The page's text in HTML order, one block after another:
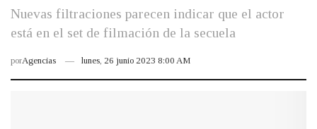
Nuevas filtraciones parecen indicar que el actor
está en el set de filmación de la secuela
porAgencias lunes, 26 junio 2023 8:00 AM